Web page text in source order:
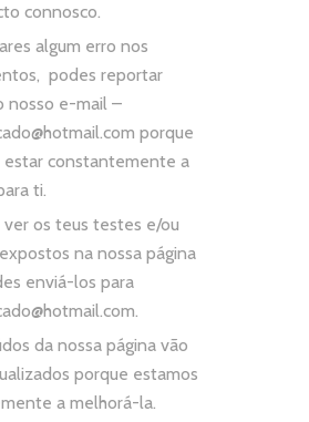
connosco.
algum erro nos
podes reportar
nosso e-mail –
porque
estar constantemente a
ti.
ver os teus testes e/ou
na nossa página
enviá-los para
.
da nossa página vão
porque estamos
a melhorá-la.